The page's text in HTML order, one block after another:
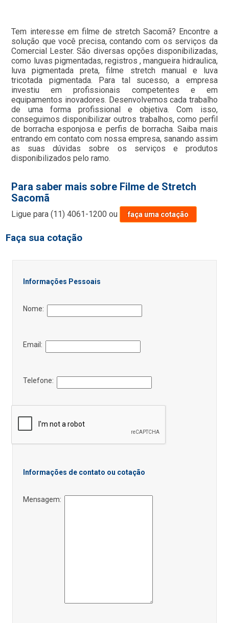
Tem interesse em filme de stretch Sacomã? Encontre a
solução que você precisa, contando com os serviços da
Comercial Lester. São diversas opções disponibilizadas,
como luvas pigmentadas, registros , mangueira hidraulica,
luva pigmentada preta, filme stretch manual e luva
tricotada pigmentada. Para tal sucesso, a empresa
investiu em profissionais competentes e em
equipamentos inovadores. Desenvolvemos cada trabalho
de uma forma profissional e objetiva. Com isso,
conseguimos disponibilizar outros trabalhos, como perfil
de borracha esponjosa e perfis de borracha. Saiba mais
entrando em contato com nossa empresa, sanando assim
as suas dúvidas sobre os serviços e produtos
disponibilizados pelo ramo.
Para saber mais sobre Filme de Stretch
Sacomã
Ligue para(11) 4061-1200 ou faça uma cotação
Faça sua cotação
Informações Pessoais
Nome:
Email:
Telefone:
Informações de contato ou cotação
Mensagem: